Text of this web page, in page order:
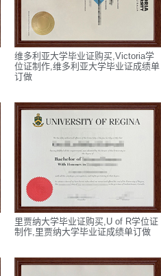
维多利亚大学毕业证购买,Victoria学
位证制作,维多利亚大学毕业证成绩单
订做
里贾纳大学毕业证购买,U of R学位证
制作,里贾纳大学毕业证成绩单订做